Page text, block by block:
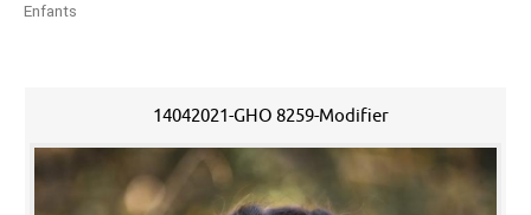
Enfants
14042021-GHO 8259-Modifier